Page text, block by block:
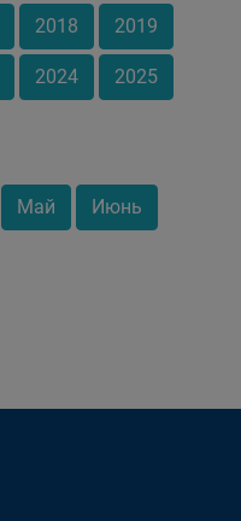
2018 2019
2024 2025
Май Июнь